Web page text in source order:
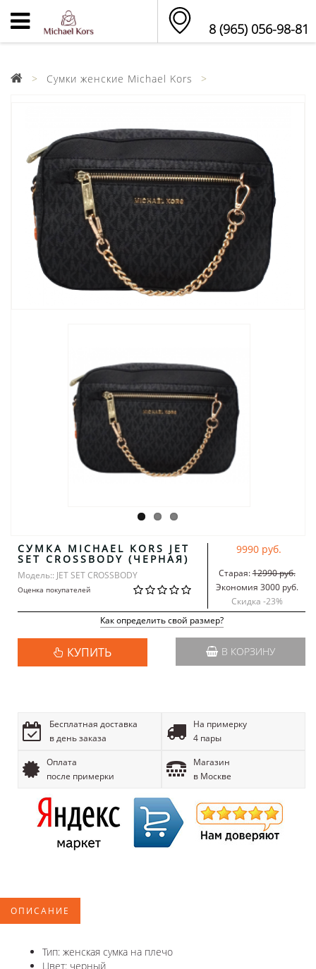
8 (965) 056-98-81
Сумки женские Michael Kors
СУМКА MICHAEL KORS JET
SET CROSSBODY (ЧЕРНАЯ)
Модель:: JET SET CROSSBODY
Оценка покупателей
9990 руб.
Старая:12990 руб.
Экономия 3000 руб.
Скидка -23%
Как определить свой размер?
КУПИТЬ В КОРЗИНУ
Бесплатная доставка
в день заказа
На примерку
4 пары
Оплата
после примерки
Магазин
в Москве
ОПИСАНИЕ
Тип: женская сумка на плечо
Цвет: черный